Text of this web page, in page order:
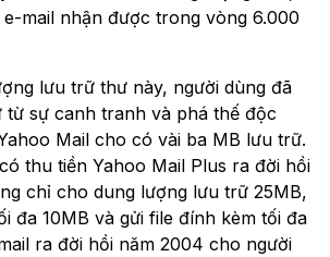
mail nhận được trong vòng 6.000
lưu trữ thư này, người dùng đã
từ sự canh tranh và phá thế độc
Mail cho có vài ba MB lưu trữ.
thu tiền Yahoo Mail Plus ra đời hồi
chỉ cho dung lượng lưu trữ 25MB,
đa 10MB và gửi file đính kèm tối đa
ra đời hồi năm 2004 cho người